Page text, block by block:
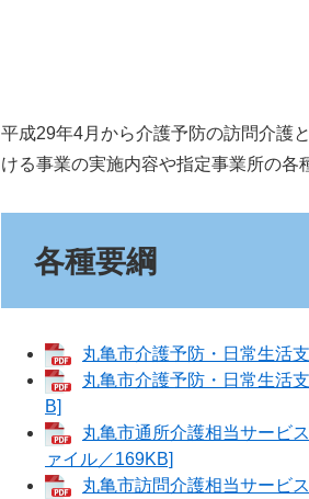
平成29年4月から介護予防の訪問介護
ける事業の実施内容や指定事業所の各
各種要綱
丸亀市介護予防・日常生活
丸亀市介護予防・日常生活
B]
丸亀市通所介護相当サービ
ァイル／169KB]
丸亀市訪問介護相当サービ